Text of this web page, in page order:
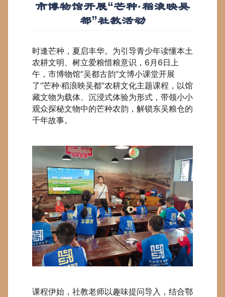
市博物馆开展“芒种·稻浪映吴
都”社教活动
时逢芒种，夏启丰华。为引导青少年读懂本土
农耕文明、树立爱粮惜粮意识，6月6日上
午，市博物馆“吴都古韵”文博小课堂开展
了“芒种·稻浪映吴都”农耕文化主题课程，以馆
藏文物为载体、沉浸式体验为形式，带领小小
观众探秘文物中的芒种农韵，解锁东吴粮仓的
千年故事。
课程伊始，社教老师以趣味提问导入，结合鄂